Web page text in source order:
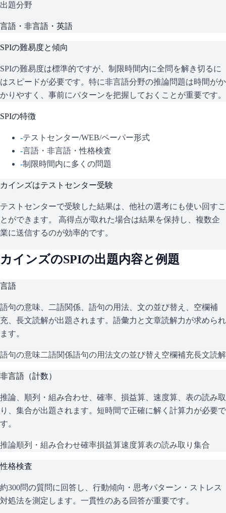
出題分野
言語・非言語・英語
SPIの難易度と傾向
SPIの難易度は標準的ですが、制限時間内に全問を解き切るに
はスピードが必要です。特に非言語分野の推論問題は時間がか
かりやすく、事前にパターンを把握しておくことが重要です。
SPIの特徴
-テストセンター/WEB/ペーパー形式
-言語・非言語・性格検査
-制限時間内に多くの問題
カインズはテストセンター受験
テストセンターで受験した結果は、他社の選考にも使い回すこ
とができます。 高得点が取れた場合は結果を保持し、複数企
業に送信するのが効率的です。
カインズのSPIの出題内容と例題
言語
語句の意味、二語関係、語句の用法、文の並び替え、空欄補
充、長文読解が出題されます。語彙力と文章読解力が求められ
ます。
語句の意味二語関係語句の用法文の並び替え 空欄補充長文読解
非言語（計数）
推論、順列・組み合わせ、確率、損益算、速度算、表の読み取
り、集合が出題されます。短時間で正確に解く計算力が必要で
す。
推論順列・組み合わせ確率損益算速度算表の読み取り 集合
性格検査
約300問の質問に回答し、行動傾向・思考パターン・ストレス
対処法を測定します。一貫性のある回答が重要です。